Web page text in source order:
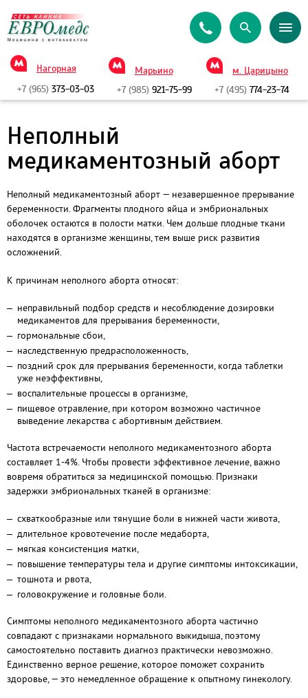
Нагорная
+7 (965) 373-03-03
Марьино
+7 (985)921-75-99
м. Царицыно
+7 (495) 774-23-74
Неполный
медикаментозный аборт
Неполный медикаментозный аборт — незавершенное прерывание
беременности. Фрагменты плодного яйца и эмбриональных
оболочек остаются в полости матки. Чем дольше плодные ткани
находятся в организме женщины, тем выше риск развития
осложнений.
К причинам неполного аборта относят:
неправильный подбор средств и несоблюдение дозировки
медикаментов для прерывания беременности,
гормональные сбои,
наследственную предрасположенность,
поздний срок для прерывания беременности, когда таблетки
уже неэффективны,
воспалительные процессы в организме,
пищевое отравление, при котором возможно частичное
выведение лекарства с абортивным действием.
Частота встречаемости неполного медикаментозного аборта
составляет 1-4%. Чтобы провести эффективное лечение, важно
вовремя обратиться за медицинской помощью. Признаки
задержки эмбриональных тканей в организме:
схваткообразные или тянущие боли в нижней части живота,
длительное кровотечение после медаборта,
мягкая консистенция матки,
повышение температуры тела и другие симптомы интоксикации,
тошнота и рвота,
головокружение и головные боли.
Симптомы неполного медикаментозного аборта частично
совпадают с признаками нормального выкидыша, поэтому
самостоятельно поставить диагноз практически невозможно.
Единственно верное решение, которое поможет сохранить
здоровье, — это немедленное обращение к опытному гинекологу.